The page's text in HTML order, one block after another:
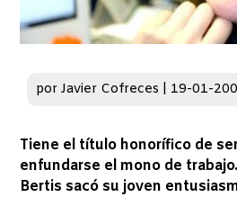
porJavier Cofreces 19-01-
Tiene el título honorífico de
enfundarse el mono de
Bertis sacó su joven